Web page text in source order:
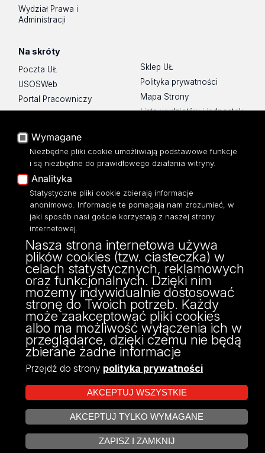
Wydział Prawa i
Administracji
Na skróty
Poczta UŁ
USOSWeb
Portal Pracowniczy
Baza Aktów Własnych
Moodle
Eksperci UŁ
Polityka Prywatności
Dostępność
Sklep UŁ
Polityka prywatności
Mapa Strony
Lista wydziałów i jednostek
ul. Pomorska 171/173
90-236 Łódź
kontakt@filologia.uni.lodz.pl
tel: 42/665 51 06
fax: 42/665 52 54
Projekt Multiportalu UŁ współfinansowany z funduszy Unii Europejskiej w
ramach konkursu NCBR
Wymagane
Niezbędne pliki cookie umożliwiają podstawowe funkcje
i są niezbędne do prawidłowego działania witryny.
Analityka
Statystyczne pliki cookie zbierają informacje
anonimowo. Informacje te pomagają nam zrozumieć, w
jaki sposób nasi goście korzystają z naszej strony
internetowej.
Nasza strona internetowa używa
plików cookies (tzw. ciasteczka) w
celach statystycznych, reklamowych
oraz funkcjonalnych. Dzięki nim
możemy indywidualnie dostosować
stronę do Twoich potrzeb. Każdy
może zaakceptować pliki cookies
albo ma możliwość wyłączenia ich w
przeglądarce, dzięki czemu nie będą
zbierane żadne informacje
Przejdź do strony polityka prywatności
AKCEPTUJ WSZYSTKIE
AKCEPTUJ TYLKO WYMAGANE
ZAPISZ I ZAMKNIJ
ZARZĄDZAJ COOKIES